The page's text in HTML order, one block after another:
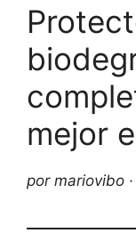
mejor
por mariovibo